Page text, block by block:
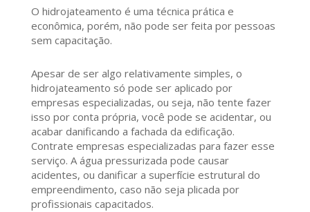
O hidrojateamento é uma técnica prática e
econômica, porém, não pode ser feita por pessoas
sem capacitação.
Apesar de ser algo relativamente simples, o
hidrojateamento só pode ser aplicado por
empresas especializadas, ou seja, não tente fazer
isso por conta própria, você pode se acidentar, ou
acabar danificando a fachada da edificação.
Contrate empresas especializadas para fazer esse
serviço. A água pressurizada pode causar
acidentes, ou danificar a superfície estrutural do
empreendimento, caso não seja plicada por
profissionais capacitados.